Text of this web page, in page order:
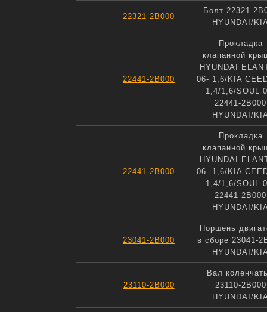
22321-2B000
Болт 22321-
HYUNDAI/
22441-2B000
Прокладка
клапанной
HYUNDAI
06- 1,6/KIA
1,4/1,6/SOUL
22441-2B000
HYUNDAI/
22441-2B000
Прокладка
клапанной
HYUNDAI
06- 1,6/KIA
1,4/1,6/SOUL
22441-2B000
HYUNDAI/
23041-2B000
Поршень
в сборе 23041-
HYUNDAI/
23110-2B000
Вал
23110-2B000
HYUNDAI/